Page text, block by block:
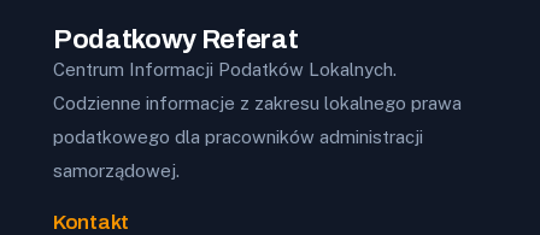
Podatkowy Referat
Centrum Informacji Podatków Lokalnych.
Codzienne informacje z zakresu lokalnego prawa
podatkowego dla pracowników administracji
samorządowej.
Kontakt